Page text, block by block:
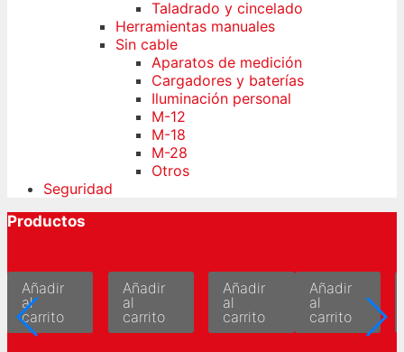
Taladrado y cincelado
Herramientas manuales
Sin cable
Aparatos de medición
Cargadores y baterías
Iluminación personal
M-12
M-18
M-28
Otros
Seguridad
Productos
Añadir
al
carrito
Añadir
al
carrito
Añadir
al
carrito
Añadir
al
carrito